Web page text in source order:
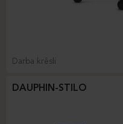
Darba krēsli
DAUPHIN-STILO